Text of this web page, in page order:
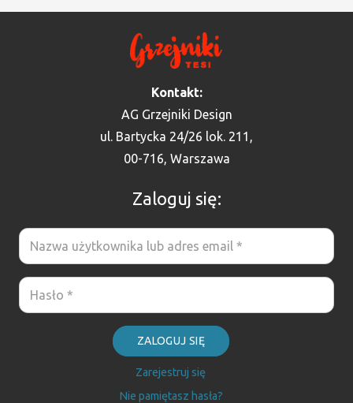
Kontakt:
AG Grzejniki Design
ul. Bartycka 24/26 lok. 211,
00-716, Warszawa
Zaloguj się:
ZALOGUJ SIĘ
Zarejestruj się
Nie pamiętasz hasła?